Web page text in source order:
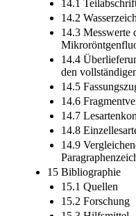
14.1
14.2
14.3 Messwerte
14.4
den
14.5
14.6
14.7
14.8
14.9
15 Bibliographie
15.1 Quellen
15.2 Forschung